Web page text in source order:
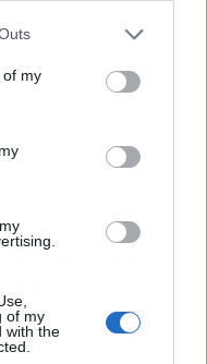
of my
of my
with the
ha devuelto al
como poder
la vista de la
ha
viene de ambos
reguladores y
de los
a que el futuro